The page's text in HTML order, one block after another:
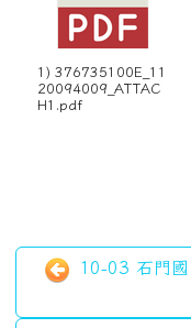
1) 376735100E_11
20094009_ATTAC
H1.pdf
10-03 石門